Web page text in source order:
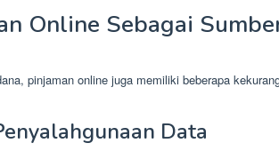
Online Sebagai
pinjaman online juga memiliki beberapa
Data